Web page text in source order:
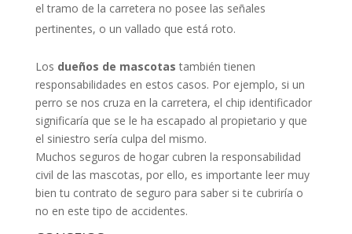
el tramo de la carretera no posee las señales
pertinentes, o un vallado que está roto.
Los dueños de mascotas también tienen
responsabilidades en estos casos. Por ejemplo, si un
perro se nos cruza en la carretera, el chip identificador
significaría que se le ha escapado al propietario y que
el siniestro sería culpa del mismo.
Muchos seguros de hogar cubren la responsabilidad
civil de las mascotas, por ello, es importante leer muy
bien tu contrato de seguro para saber si te cubriría o
no en este tipo de accidentes.